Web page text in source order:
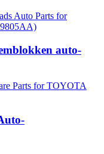
auto-